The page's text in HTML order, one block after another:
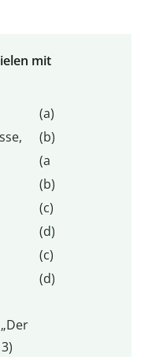
mit
(a)
(b)
(a
(b)
(c)
(d)
(c)
(d)